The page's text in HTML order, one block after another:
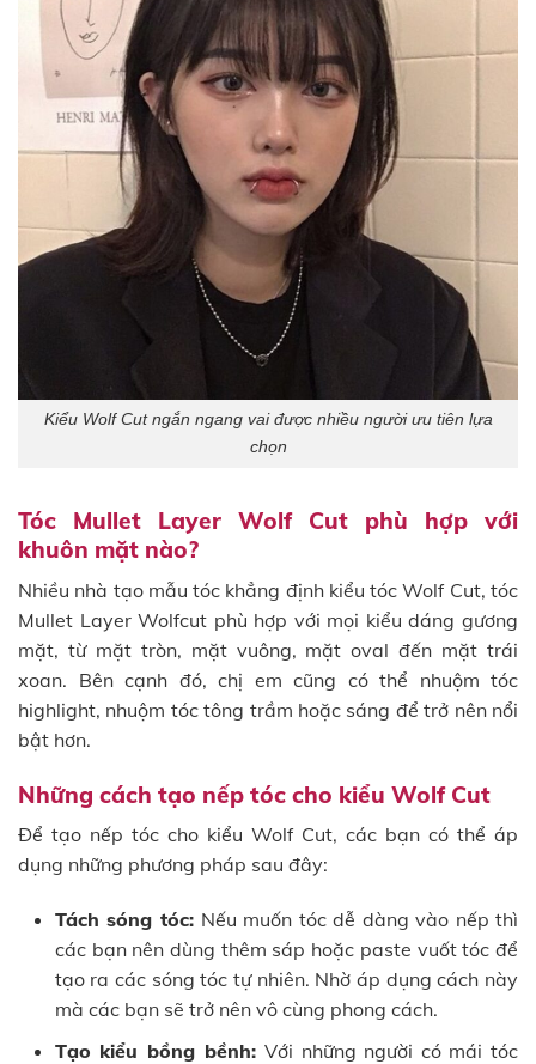
Kiểu Wolf Cut ngắn ngang vai được nhiều người ưu tiên lựa
chọn
Tóc Mullet Layer Wolf Cut phù hợp với
khuôn mặt nào?
Nhiều nhà tạo mẫu tóc khẳng định kiểu tóc Wolf Cut, tóc
Mullet Layer Wolfcut phù hợp với mọi kiểu dáng gương
mặt, từ mặt tròn, mặt vuông, mặt oval đến mặt trái
xoan. Bên cạnh đó, chị em cũng có thể nhuộm tóc
highlight, nhuộm tóc tông trầm hoặc sáng để trở nên nổi
bật hơn.
Những cách tạo nếp tóc cho kiểu Wolf Cut
Để tạo nếp tóc cho kiểu Wolf Cut, các bạn có thể áp
dụng những phương pháp sau đây:
Tách sóng tóc: Nếu muốn tóc dễ dàng vào nếp thì
các bạn nên dùng thêm sáp hoặc paste vuốt tóc để
tạo ra các sóng tóc tự nhiên. Nhờ áp dụng cách này
mà các bạn sẽ trở nên vô cùng phong cách.
Tạo kiểu bồng bềnh:Với những người có mái tóc